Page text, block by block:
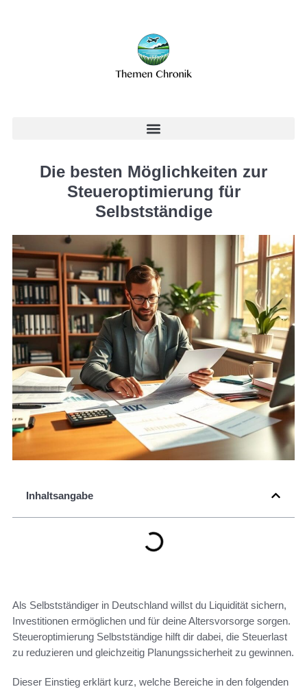
Die besten Möglichkeiten zur
Steueroptimierung für
Selbstständige
Inhaltsangabe
Als Selbstständiger in Deutschland willst du Liquidität sichern,
Investitionen ermöglichen und für deine Altersvorsorge sorgen.
Steueroptimierung Selbstständige hilft dir dabei, die Steuerlast
zu reduzieren und gleichzeitig Planungssicherheit zu gewinnen.
Dieser Einstieg erklärt kurz, welche Bereiche in den folgenden